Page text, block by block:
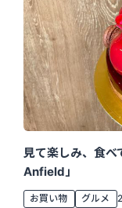
見て楽しみ、食
Anfield」
お買い物 グルメ